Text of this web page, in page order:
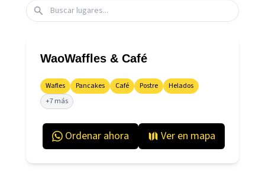
WaoWaffles & Café
Wafles Pancakes Café Postre
Helados
+7 más
Ordenar ahora Ver en mapa